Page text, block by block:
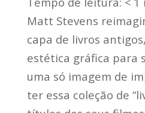
Matt Stevens
capa de livros
estética gráfica para
uma só imagem de
ter essa coleção de